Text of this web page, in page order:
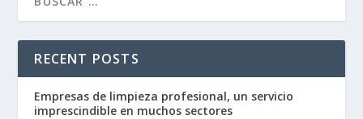
RECENT POSTS
Empresas de limpieza profesional, un servicio
imprescindible en muchos sectores